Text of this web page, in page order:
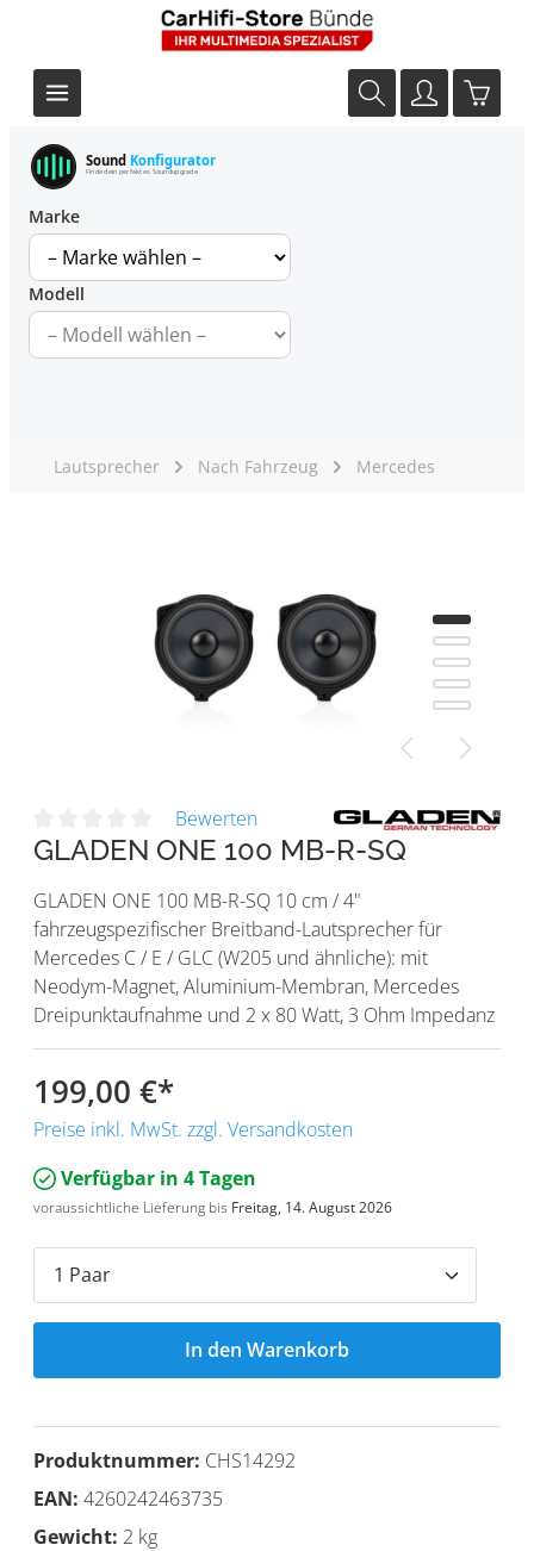
Sound Konfigurator
Finde dein perfektes Soundupgrade
Marke
Modell
Lautsprecher Nach Fahrzeug Mercedes
Bewerten
GLADEN ONE 100 MB-R-SQ
GLADEN ONE 100 MB-R-SQ 10 cm / 4"
fahrzeugspezifischer Breitband-Lautsprecher für
Mercedes C / E / GLC (W205 und ähnliche): mit
Neodym-Magnet, Aluminium-Membran, Mercedes
Dreipunktaufnahme und 2 x 80 Watt, 3 Ohm Impedanz
199,00 €*
Preise inkl. MwSt. zzgl. Versandkosten
Verfügbar in 4 Tagen
voraussichtliche Lieferung bis Freitag, 14. August 2026
In den Warenkorb
Produktnummer: CHS14292
EAN: 4260242463735
Gewicht: 2 kg